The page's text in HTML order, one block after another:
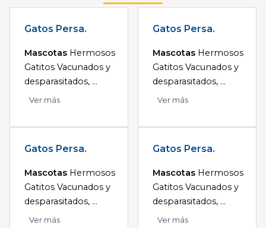
Gatos Persa.
Mascotas Hermosos
Gatitos Vacunados y
desparasitados, ...
Ver más
Gatos Persa.
Mascotas Hermosos
Gatitos Vacunados y
desparasitados, ...
Ver más
Gatos Persa.
Mascotas Hermosos
Gatitos Vacunados y
desparasitados, ...
Ver más
Gatos Persa.
Mascotas Hermosos
Gatitos Vacunados y
desparasitados, ...
Ver más